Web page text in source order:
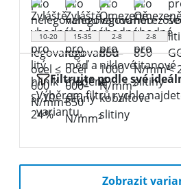
10-20 15-35 2-8 2-8
Filtrujte podle své
Výběrem filtrů rychle
variantu.
Zobrazit